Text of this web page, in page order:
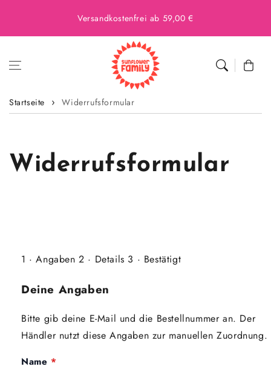
Versandkostenfrei ab 59,00 €
Startseite Widerrufsformular
Widerrufsformular